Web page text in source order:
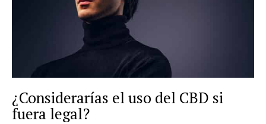
¿Considerarías el uso del CBD si
fuera legal?